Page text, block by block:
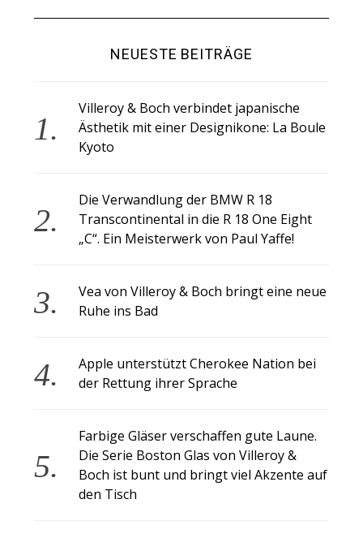
NEUESTE BEITRÄGE
Villeroy & Boch verbindet japanische
Ästhetik mit einer Designikone: La Boule
Kyoto
Die Verwandlung der BMW R 18
Transcontinental in die R 18 One Eight
„C“. Ein Meisterwerk von Paul Yaffe!
Vea von Villeroy & Boch bringt eine neue
Ruhe ins Bad
Apple unterstützt Cherokee Nation bei
der Rettung ihrer Sprache
Farbige Gläser verschaffen gute Laune.
Die Serie Boston Glas von Villeroy &
Boch ist bunt und bringt viel Akzente auf
den Tisch